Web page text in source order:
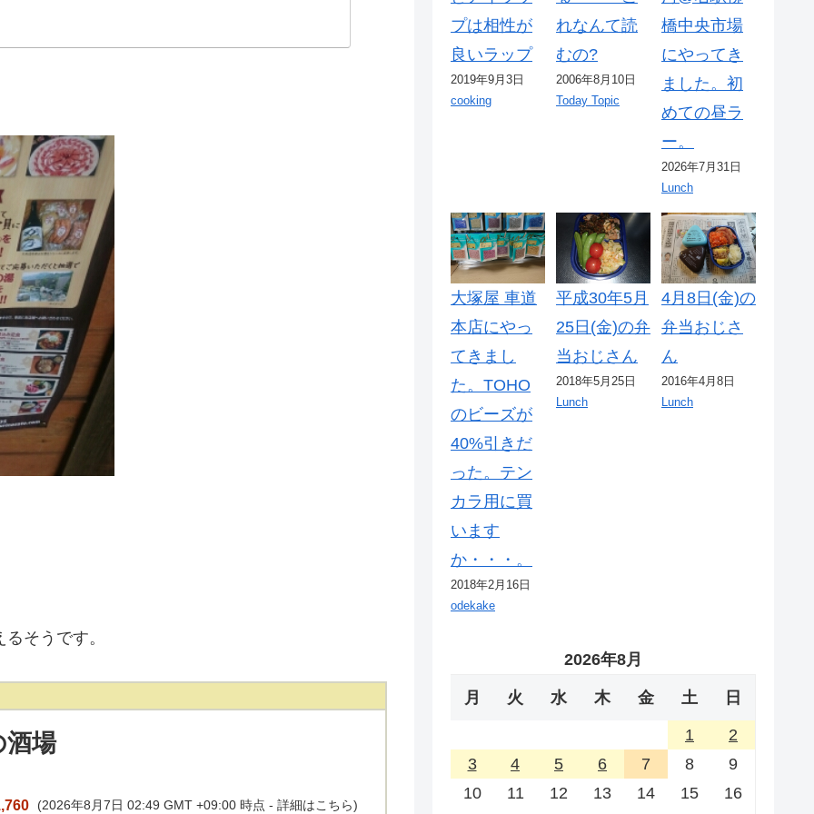
そうです。
酒場
(2026年8月7日 02:49 GMT +09:00 時点 - 詳細はこちら)
プは相性が
良いラップ
2019年9月3日
cooking
れなんて読
むの?
2006年8月10日
Today Topic
橋中央市場
にやってき
ました。初
めての昼ラ
ー。
2026年7月31日
Lunch
大塚屋 車道
本店にやっ
てきまし
た。TOHO
のビーズが
40%引きだ
った。テン
カラ用に買
います
か・・・。
2018年2月16日
odekake
平成30年5月
25日(金)の弁
当おじさん
2018年5月25日
Lunch
4月8日(金)の
弁当おじさ
ん
2016年4月8日
Lunch
2026年8月
月 火 水 木 金 土 日
1
2
3
4 5 6 7 8
9
10
11 12 13 14 15
16